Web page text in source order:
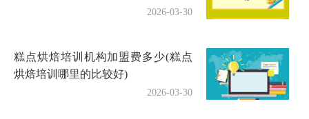
2026-03-30
糕点烘焙培训机构加盟费多少(糕点
烘焙培训哪里的比较好)
2026-03-30